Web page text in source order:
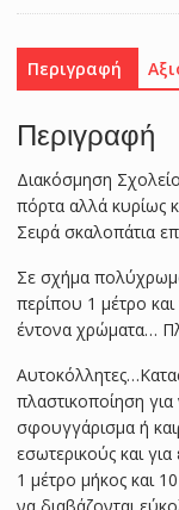
Περιγραφή
Περιγραφή
Διακόσμηση
πόρτα αλλά κυρίως
Σειρά σκαλοπάτια
Σε σχήμα
περίπου 1 μέτρο
έντονα χρώματα…
πλαστικοποίηση
σφουγγάρισμα ή
εσωτερικούς και
1 μέτρο μήκος και